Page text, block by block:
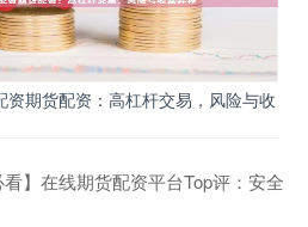
期货配资：高杠杆交易，风险与收
】在线期货配资平台Top评：安全